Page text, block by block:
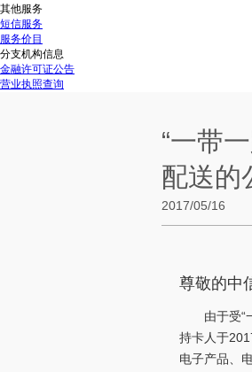
其他服务
短信服务
服务价目
分支机构信息
金融许可证公告
营业执照查询
“一带
配送的
2017/05/16
尊敬的中
由于受“
持卡人于
电子产品、